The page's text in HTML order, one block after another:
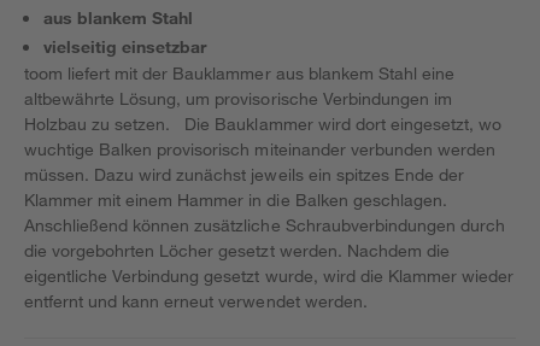
aus blankem Stahl
vielseitig einsetzbar
toom liefert mit der Bauklammer aus blankem Stahl eine
altbewährte Lösung, um provisorische Verbindungen im
Holzbau zu setzen. Die Bauklammer wird dort eingesetzt, wo
wuchtige Balken provisorisch miteinander verbunden werden
müssen. Dazu wird zunächst jeweils ein spitzes Ende der
Klammer mit einem Hammer in die Balken geschlagen.
Anschließend können zusätzliche Schraubverbindungen durch
die vorgebohrten Löcher gesetzt werden. Nachdem die
eigentliche Verbindung gesetzt wurde, wird die Klammer wieder
entfernt und kann erneut verwendet werden.